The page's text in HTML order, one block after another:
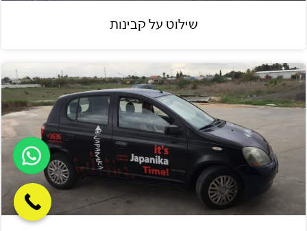
שילוט על קבינות